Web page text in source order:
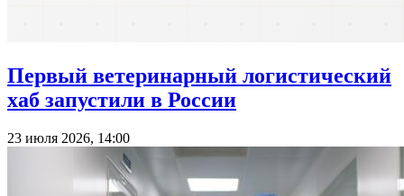
Первый ветеринарный логистический
хаб запустили в России
23 июля 2026, 14:00